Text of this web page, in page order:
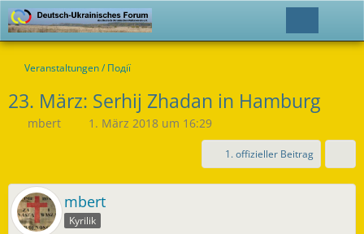
Veranstaltungen / Події
23. März: Serhij Zhadan in Hamburg
mbert 1. März 2018 um 16:29
1. offizieller Beitrag
mbert
Kyrilik